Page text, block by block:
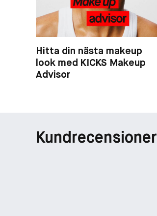
Hitta din nästa makeup
look med KICKS Makeup
Advisor
Kundrecensioner